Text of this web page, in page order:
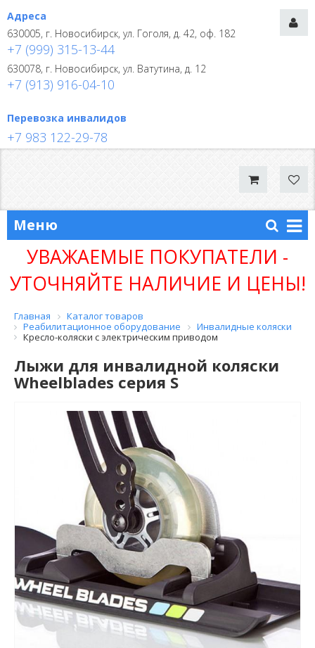
Адреса
630005, г. Новосибирск, ул. Гоголя, д. 42, оф. 182
+7 (999) 315-13-44
630078, г. Новосибирск, ул. Ватутина, д. 12
+7 (913) 916-04-10
Перевозка инвалидов
+7 983 122-29-78
Меню
УВАЖАЕМЫЕ ПОКУПАТЕЛИ -
УТОЧНЯЙТЕ НАЛИЧИЕ И ЦЕНЫ!
Главная
Каталог товаров
Реабилитационное оборудование
Инвалидные коляски
Кресло-коляски с электрическим приводом
Лыжи для инвалидной коляски
Wheelblades серия S